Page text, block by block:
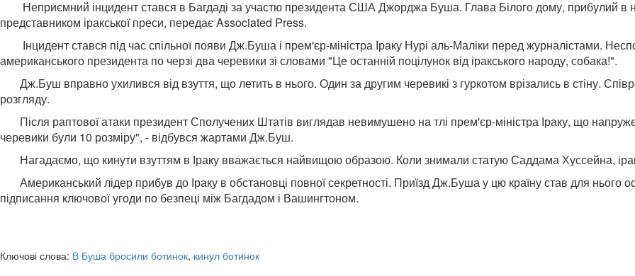
Неприємний інцидент стався в Багдаді за участю президента США Джорджа Буша. Глава Білого дому, прибулий в
представником іракської преси, передає Associated Press.
Інцидент стався під час спільної появи Дж.Буша і прем'єр-міністра Іраку Нурі аль-Маліки перед журналістами.
американського президента по черзі два черевики зі словами "Це останній поцілунок від іракського народу, собака!".
Дж.Буш вправно ухилився від взуття, що летить в нього. Один за другим черевикі з гуркотом врізались в стіну.
розгляду.
Після раптової атаки президент Сполучених Штатів виглядав невимушено на тлі прем'єр-міністра Іраку, що
черевики були 10 розміру", - відбувся жартами Дж.Буш.
Нагадаємо, що кинути взуттям в Іраку вважається найвищою образою. Коли знимали статую Саддама Хуссейна,
Американський лідер прибув до Іраку в обстановці повної секретності. Приїзд Дж.Буша у цю країну став для нього
підписання ключової угоди по безпеці між Багдадом і Вашингтоном.
Ключові слова: В Буша бросили ботинок, кинул ботинок